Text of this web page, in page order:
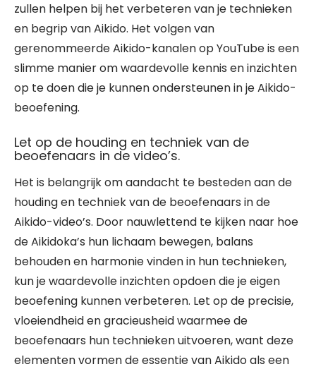
zullen helpen bij het verbeteren van je technieken
en begrip van Aikido. Het volgen van
gerenommeerde Aikido-kanalen op YouTube is een
slimme manier om waardevolle kennis en inzichten
op te doen die je kunnen ondersteunen in je Aikido-
beoefening.
Let op de houding en techniek van de
beoefenaars in de video’s.
Het is belangrijk om aandacht te besteden aan de
houding en techniek van de beoefenaars in de
Aikido-video’s. Door nauwlettend te kijken naar hoe
de Aikidoka’s hun lichaam bewegen, balans
behouden en harmonie vinden in hun technieken,
kun je waardevolle inzichten opdoen die je eigen
beoefening kunnen verbeteren. Let op de precisie,
vloeiendheid en gracieusheid waarmee de
beoefenaars hun technieken uitvoeren, want deze
elementen vormen de essentie van Aikido als een